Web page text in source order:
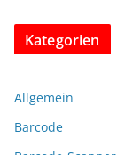
Kategorien
Allgemein
Barcode